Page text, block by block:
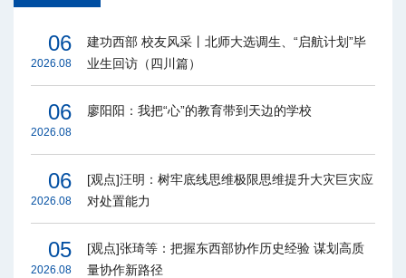
06
2026.08
建功西部 校友风采丨北师大选调生、“启航计划”毕
业生回访（四川篇）
06
2026.08
廖阳阳：我把“心”的教育带到天边的学校
06
2026.08
[观点]汪明：树牢底线思维极限思维提升大灾巨灾应
对处置能力
05
2026.08
[观点]张琦等：把握东西部协作历史经验 谋划高质
量协作新路径